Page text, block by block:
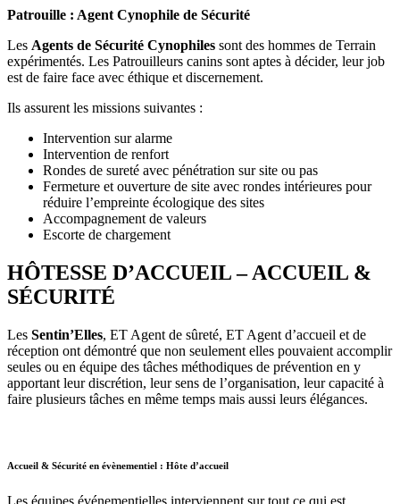
Patrouille : Agent Cynophile de Sécurité
Les Agents de Sécurité Cynophiles sont des hommes de Terrain
expérimentés. Les Patrouilleurs canins sont aptes à décider, leur job
est de faire face avec éthique et discernement.
Ils assurent les missions suivantes :
Intervention sur alarme
Intervention de renfort
Rondes de sureté avec pénétration sur site ou pas
Fermeture et ouverture de site avec rondes intérieures pour
réduire l’empreinte écologique des sites
Accompagnement de valeurs
Escorte de chargement
HÔTESSE D’ACCUEIL – ACCUEIL &
SÉCURITÉ
Les Sentin’Elles, ET Agent de sûreté, ET Agent d’accueil et de
réception ont démontré que non seulement elles pouvaient accomplir
seules ou en équipe des tâches méthodiques de prévention en y
apportant leur discrétion, leur sens de l’organisation, leur capacité à
faire plusieurs tâches en même temps mais aussi leurs élégances.
Accueil & Sécurité en évènementiel : Hôte d’accueil